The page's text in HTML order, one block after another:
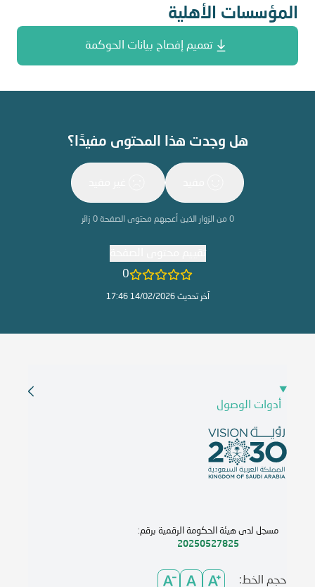
المؤسسات الأهلية
تعميم إفصاح بيانات الحوكمة
هل وجدت هذا المحتوى مفيدًا؟
0 من الزوار الذين أعجبهم محتوى الصفحة0 زائر
0
آخر تحديث 14/02/2026 17:46
أدوات الوصول
مسجل لدى هيئة الحكومة الرقمية برقم:
20250527825
حجم الخط: